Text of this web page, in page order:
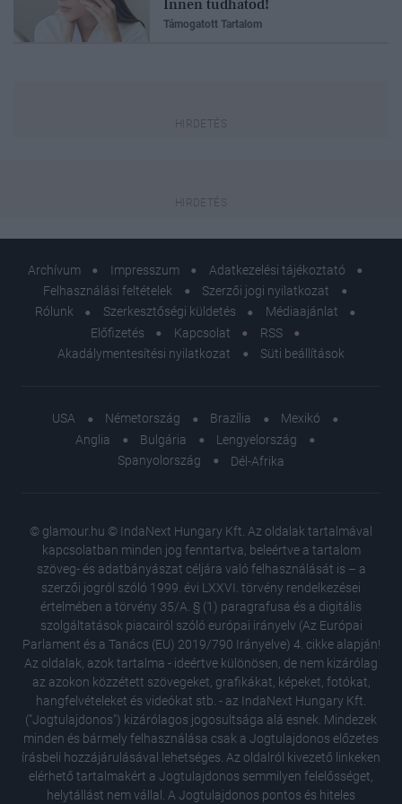
Innen tudhatod!
Támogatott Tartalom
Archívum Impresszum
Adatkezelési tájékoztató
Felhasználási feltételek
Szerzői jogi nyilatkozat
Rólunk
Szerkesztőségi küldetés
Médiaajánlat
Előfizetés
Kapcsolat
RSS
Akadálymentesítési nyilatkozat
Süti beállítások
USA Németország Brazília
Mexikó
Anglia
Bulgária
Lengyelország
Spanyolország
Dél-Afrika
© glamour.hu © IndaNext Hungary Kft. Az oldalak tartalmával
kapcsolatban minden jog fenntartva, beleértve a tartalom
szöveg- és adatbányászat céljára való felhasználását is – a
szerzői jogról szóló 1999. évi LXXVI. törvény rendelkezései
értelmében a törvény 35/A. § (1) paragrafusa és a digitális
szolgáltatások piacairól szóló európai irányelv (Az Európai
Parlament és a Tanács (EU) 2019/790 Irányelve) 4. cikke alapján!
Az oldalak, azok tartalma - ideértve különösen, de nem kizárólag
az azokon közzétett szövegeket, grafikákat, képeket, fotókat,
hangfelvételeket és videókat stb. - az IndaNext Hungary Kft.
("Jogtulajdonos") kizárólagos jogosultsága alá esnek. Mindezek
minden és bármely felhasználása csak a Jogtulajdonos előzetes
írásbeli hozzájárulásával lehetséges. Az oldalról kivezető linkeken
elérhető tartalmakért a Jogtulajdonos semmilyen felelősséget,
helytállást nem vállal. A Jogtulajdonos pontos és hiteles